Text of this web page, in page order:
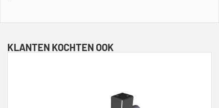
KLANTEN KOCHTEN OOK